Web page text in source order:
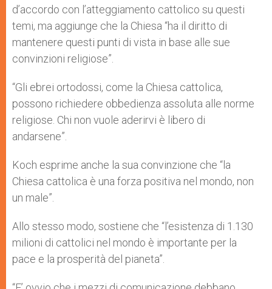
d’accordo con l’atteggiamento cattolico su questi
temi, ma aggiunge che la Chiesa “ha il diritto di
mantenere questi punti di vista in base alle sue
convinzioni religiose”.
“Gli ebrei ortodossi, come la Chiesa cattolica,
possono richiedere obbedienza assoluta alle norme
religiose. Chi non vuole aderirvi è libero di
andarsene”.
Koch esprime anche la sua convinzione che “la
Chiesa cattolica è una forza positiva nel mondo, non
un male”.
Allo stesso modo, sostiene che “l’esistenza di 1.130
milioni di cattolici nel mondo è importante per la
pace e la prosperità del pianeta”.